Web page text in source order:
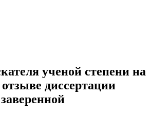
ученой степени на
диссертации